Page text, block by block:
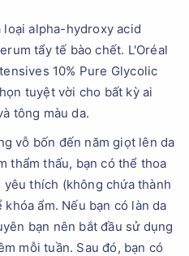
alpha-hydroxy acid
tẩy tế bào chết. L'Oréal
10% Pure Glycolic
tuyệt vời cho bất kỳ ai
tông màu da.
vỗ bốn đến năm giọt lên da
thẩm thấu, bạn có thể thoa
yêu thích (không chứa thành
ẩm. Nếu bạn có làn da
bạn nên bắt đầu sử dụng
mỗi tuần. Sau đó, bạn có